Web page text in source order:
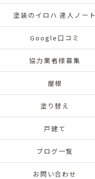
塗装のイロハ 達人ノート
Google口コミ
協力業者様募集
屋根
塗り替え
戸建て
ブログ一覧
お問い合わせ